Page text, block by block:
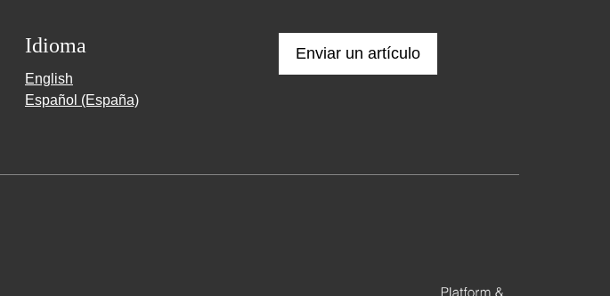
Idioma
English
Español (España)
Enviar un artículo